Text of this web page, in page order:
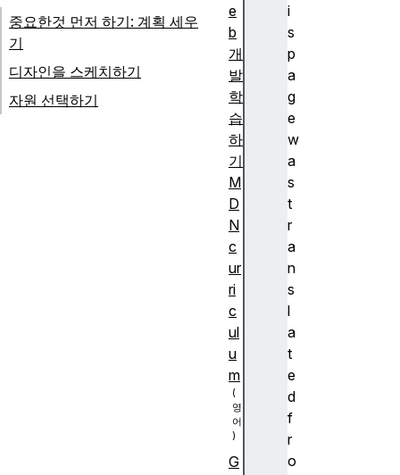
i
s
p
a
g
e
w
a
s
t
r
a
n
s
l
a
t
e
d
f
r
o
중요한것 먼저 하기: 계획 세우
기
디자인을 스케치하기
자원 선택하기
e
b
개
발
학
습
하
기
M
D
N
c
ur
ri
c
ul
u
m
G